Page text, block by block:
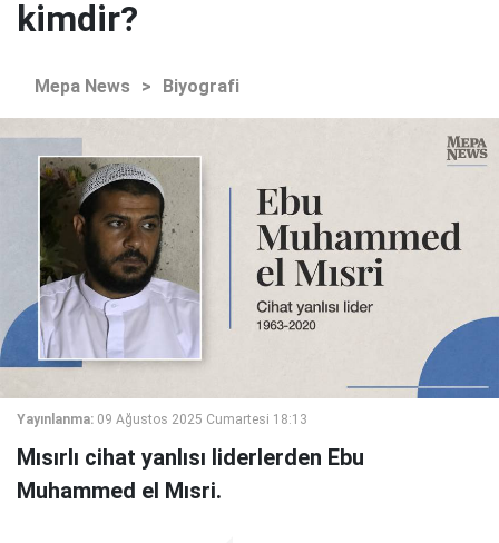
kimdir?
Mepa News > Biyografi
Yayınlanma: 09 Ağustos 2025 Cumartesi 18:13
Mısırlı cihat yanlısı liderlerden Ebu
Muhammed el Mısri.